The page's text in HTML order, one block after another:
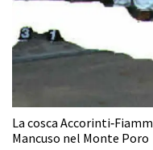
La cosca
Mancuso nel Monte Poro